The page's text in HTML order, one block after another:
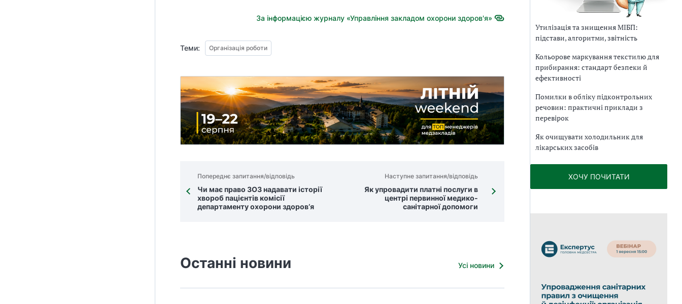
За інформацією журналу «Управління закладом охорони здоров'я»
Теми: Організація роботи
Попереднє запитання/відповідь
Чи має право ЗОЗ надавати історії
хвороб пацієнтів комісії
департаменту охорони здоров’я
Наступне запитання/відповідь
Як упровадити платні послуги в
центрі первинної медико-
санітарної допомоги
Останні новини Усі новини
Утилізація та знищення МІБП:
підстави, алгоритми, звітність
Кольорове маркування текстилю для
прибирання: стандарт безпеки й
ефективності
Помилки в обліку підконтрольних
речовин: практичні приклади з
перевірок
Як очищувати холодильник для
лікарських засобів
ХОЧУ ПОЧИТАТИ